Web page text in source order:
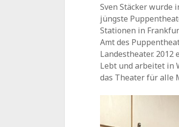
Sven Stäcker wurde
jüngste
Stationen in
Amt des
Landestheater.
Lebt und arbeitet in
das Theater für alle